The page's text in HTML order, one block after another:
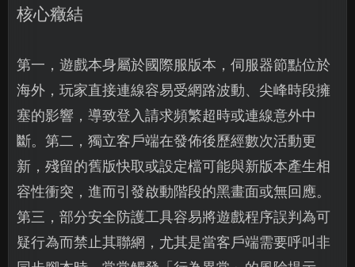
核心癥結
第一，遊戲本身屬於國際服版本，伺服器節點位於
海外，玩家直接連線容易受網路波動、尖峰時段擁
塞的影響，導致登入請求頻繁超時或連線意外中
斷。第二，獨立客戶端在發佈後歷經數次活動更
新，殘留的舊版快取或設定檔可能與新版本產生相
容性衝突，進而引發啟動階段的黑畫面或無回應。
第三，部分安全防護工具容易將遊戲程序誤判為可
疑行為而禁止其聯網，尤其是當客戶端需要呼叫非